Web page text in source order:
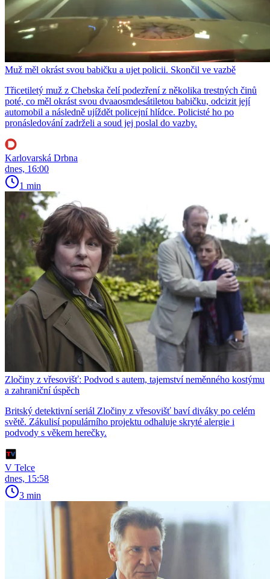
Muž měl okrást svou babičku a ujet policii. Skončil ve vazbě
Třicetiletý muž z Chebska čelí podezření z několika trestných činů
poté, co měl okrást svou dvaaosmdesátiletou babičku, odcizit její
automobil a následně ujíždět policejní hlídce. Policisté ho po
pronásledování zadrželi a soud jej poslal do vazby.
Karlovarská Drbna
dnes, 16:00
1 min
Zločiny z vřesovišť: Podvod s autem, tajemství neměnného kostýmu
a zahraniční úspěch
Britský detektivní seriál Zločiny z vřesovišť baví diváky po celém
světě. Zákulisí populárního projektu odhaluje skryté alergie i
podvody s věkem herečky.
V Telce
dnes, 15:58
3 min